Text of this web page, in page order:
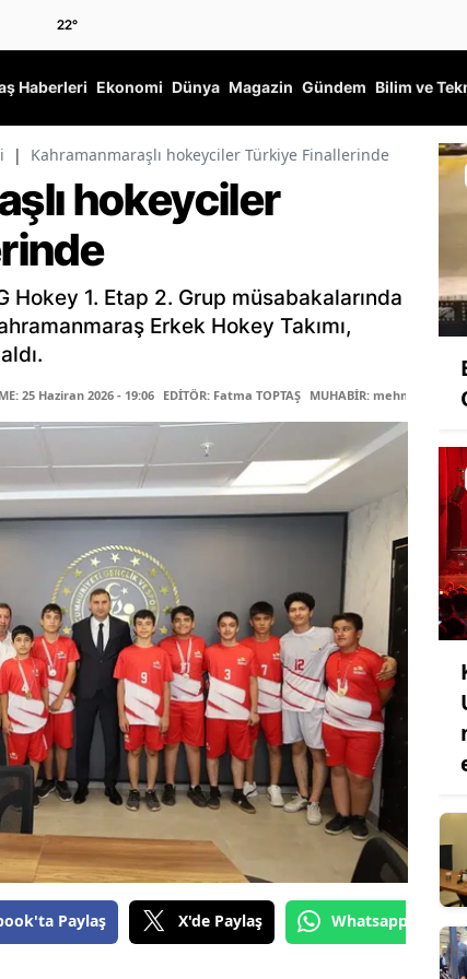
22°
Haberleri Ekonomi Dünya Magazin Gündem Bilim ve
| Kahramanmaraşlı hokeyciler Türkiye Finallerinde
hokeyciler
Hokey 1. Etap 2. Grup müsabakalarında
Erkek Hokey Takımı,
25 Haziran 2026 - 19:06 EDİTÖR: Fatma TOPTAŞ MUHABİR: mehmet
Paylaş X'de Paylaş Whatsapp'tan